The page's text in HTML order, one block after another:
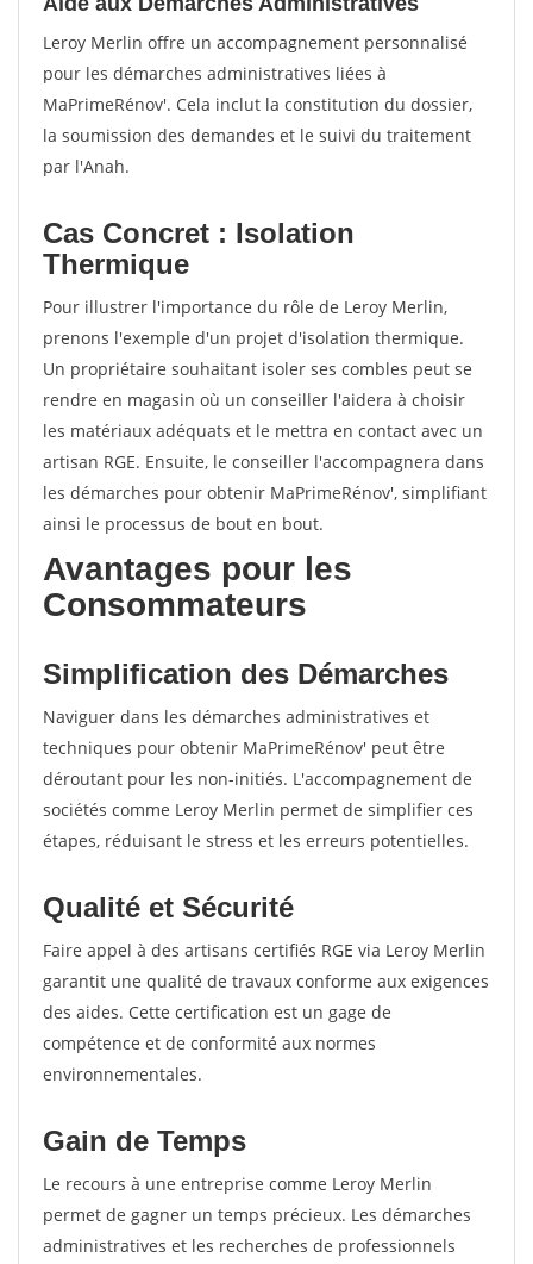
Leroy Merlin offre un accompagnement personnalisé
pour les démarches administratives liées à
MaPrimeRénov'. Cela inclut la constitution du dossier,
la soumission des demandes et le suivi du traitement
par l'Anah.
Cas Concret : Isolation
Thermique
Pour illustrer l'importance du rôle de Leroy Merlin,
prenons l'exemple d'un projet d'isolation thermique.
Un propriétaire souhaitant isoler ses combles peut se
rendre en magasin où un conseiller l'aidera à choisir
les matériaux adéquats et le mettra en contact avec un
artisan RGE. Ensuite, le conseiller l'accompagnera dans
les démarches pour obtenir MaPrimeRénov', simplifiant
ainsi le processus de bout en bout.
Avantages pour les
Consommateurs
Simplification des Démarches
Naviguer dans les démarches administratives et
techniques pour obtenir MaPrimeRénov' peut être
déroutant pour les non-initiés. L'accompagnement de
sociétés comme Leroy Merlin permet de simplifier ces
étapes, réduisant le stress et les erreurs potentielles.
Qualité et Sécurité
Faire appel à des artisans certifiés RGE via Leroy Merlin
garantit une qualité de travaux conforme aux exigences
des aides. Cette certification est un gage de
compétence et de conformité aux normes
environnementales.
Gain de Temps
Le recours à une entreprise comme Leroy Merlin
permet de gagner un temps précieux. Les démarches
administratives et les recherches de professionnels